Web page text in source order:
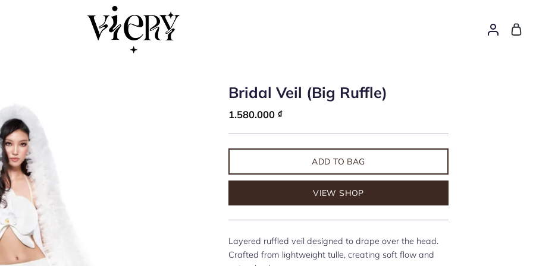
Bridal Veil (Big Ruffle)
1.580.000 ₫
ADD TO BAG
VIEW SHOP
Layered ruffled veil designed to drape over the head.
Crafted from lightweight tulle, creating soft flow and